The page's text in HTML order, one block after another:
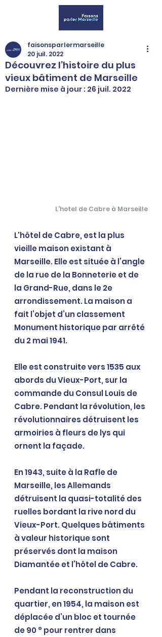
Découvrez l’histoire du plus
vieux bâtiment de Marseille
faisonsparlermarseille
20 juil. 2022
Dernière mise à jour : 26 juil. 2022
L'hotel de Cabre à Marseille
L'hôtel de Cabre, est la plus
vieille maison existant à
Marseille. Elle est située à l’angle
de la rue de la Bonneterie et de
la Grand-Rue, dans le 2e
arrondissement. La maison a
fait l’objet d’un classement
Monument historique par arrêté
du 2 mai1941.
Elle est construite vers 1535 aux
abords du Vieux-Port, sur la
commande du Consul Louis de
Cabre. Pendant la révolution, les
révolutionnaires détruisent les
armoiries à fleurs de lys qui
ornent la façade.
En 1943, suite à la Rafle de
Marseille, les Allemands
détruisent la quasi-totalité des
ruelles bordant la rive nord du
Vieux-Port. Quelques bâtiments
à valeur historique sont
préservés dont la maison
Diamantée et l’hôtel de Cabre.
Pendant la reconstruction du
quartier, en 1954, la maison est
déplacée d’un bloc et tournée
de 90 ° pour rentrer dans